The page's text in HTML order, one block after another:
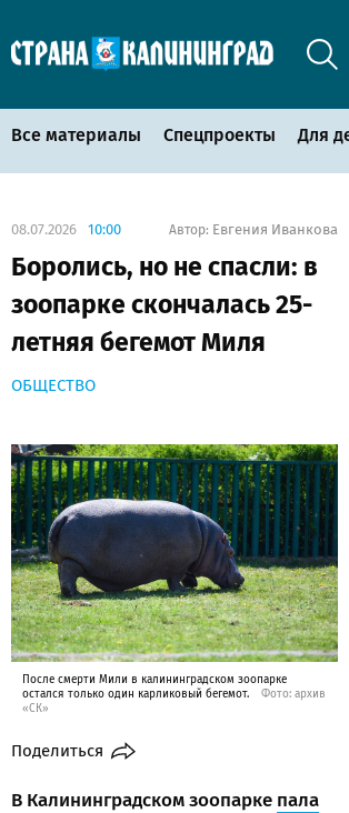
Все материалы Спецпроекты Для
08.07.2026 10:00 Автор: Евгения Иванкова
Боролись, но не спасли: в
зоопарке скончалась 25-
летняя бегемот Миля
ОБЩЕСТВО
После смерти Мили в калининградском зоопарке
остался только один карликовый бегемот.
Фото: архив
«СК»
Поделиться
В Калининградском зоопарке пала